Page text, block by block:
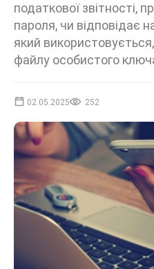
податкової звітності,
пароля, чи відповідає
який
файлу особистого
02.05.2025 252